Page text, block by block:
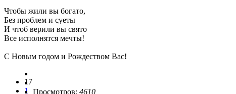
Чтобы жили вы богато,
Без проблем и суеты
И чтоб верили вы свято
Все исполнятся мечты!
С Новым годом и Рождеством Вас!
17
1
Просмотров: 4610